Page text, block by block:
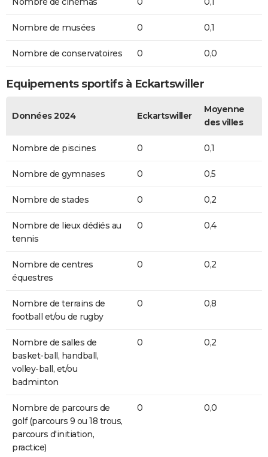
Nombre de musées 0 0,1
Nombre de conservatoires 0 0,0
Equipements sportifs à Eckartswiller
Données 2024 Eckartswiller
Moyenne
des villes
Nombre de piscines 0 0,1
Nombre de gymnases 0 0,5
Nombre de stades 0 0,2
Nombre de lieux dédiés au
tennis
0 0,4
Nombre de centres
équestres
0 0,2
Nombre de terrains de
football et/ou de rugby
0 0,8
Nombre de salles de
basket-ball, handball,
volley-ball, et/ou
badminton
0 0,2
Nombre de parcours de
golf (parcours 9 ou 18 trous,
parcours d'initiation,
practice)
0 0,0